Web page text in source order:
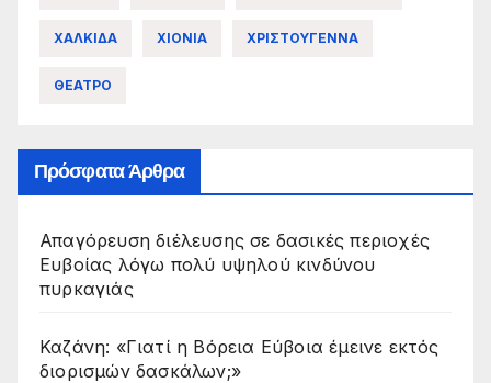
ΧΑΛΚΙΔΑ ΧΙΟΝΙΑ ΧΡΙΣΤΟΥΓΕΝΝΑ
ΘΕΑΤΡΟ
Πρόσφατα Άρθρα
Απαγόρευση διέλευσης σε δασικές περιοχές
Ευβοίας λόγω πολύ υψηλού κινδύνου
πυρκαγιάς
Καζάνη: «Γιατί η Βόρεια Εύβοια έμεινε εκτός
διορισμών δασκάλων;»